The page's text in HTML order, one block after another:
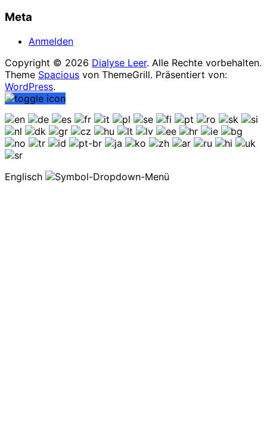
Meta
Anmelden
Copyright © 2026 Dialyse Leer. Alle Rechte vorbehalten.
Theme Spacious von ThemeGrill. Präsentiert von:
WordPress.
Englisch